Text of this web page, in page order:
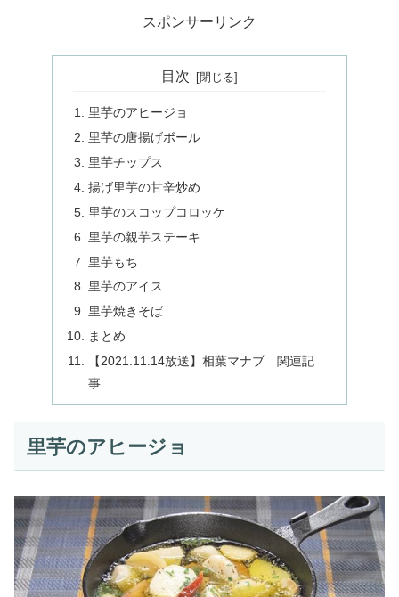
スポンサーリンク
目次
里芋のアヒージョ
里芋の唐揚げボール
里芋チップス
揚げ里芋の甘辛炒め
里芋のスコップコロッケ
里芋の親芋ステーキ
里芋もち
里芋のアイス
里芋焼きそば
まとめ
【2021.11.14放送】相葉マナブ 関連記
事
里芋のアヒージョ